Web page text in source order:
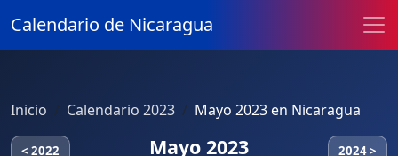
Calendario de Nicaragua
Inicio Calendario 2023 Mayo 2023 en Nicaragua
< 2022 Mayo 2023 2024 >